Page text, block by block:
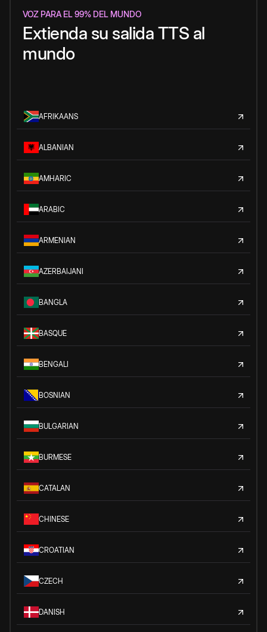
VOZ PARA EL 99% DEL MUNDO
Extienda su salida TTS al
mundo
AFRIKAANS
ALBANIAN
AMHARIC
ARABIC
ARMENIAN
AZERBAIJANI
BANGLA
BASQUE
BENGALI
BOSNIAN
BULGARIAN
BURMESE
CATALAN
CHINESE
CROATIAN
CZECH
DANISH